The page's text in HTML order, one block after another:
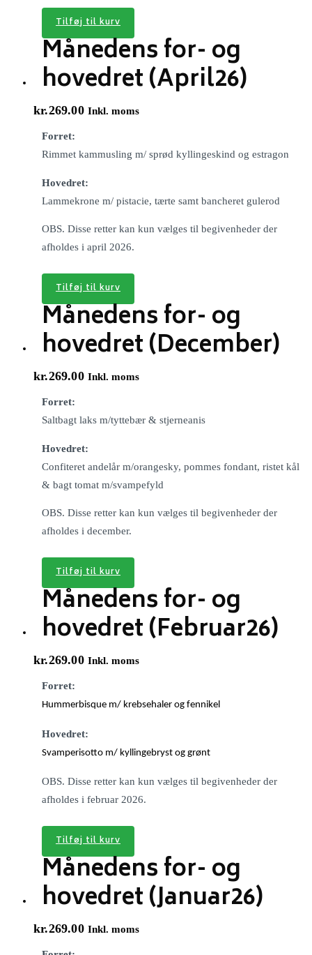
Tilføj til kurv
Månedens for- og
hovedret (April26)
kr.269.00 Inkl. moms
Forret:
Rimmet kammusling m/ sprød kyllingeskind og estragon
Hovedret:
Lammekrone m/ pistacie, tærte samt bancheret gulerod
OBS. Disse retter kan kun vælges til begivenheder der
afholdes i april 2026.
Tilføj til kurv
Månedens for- og
hovedret (December)
kr.269.00 Inkl. moms
Forret:
Saltbagt laks m/tyttebær & stjerneanis
Hovedret:
Confiteret andelår m/orangesky, pommes fondant, ristet kål
& bagt tomat m/svampefyld
OBS. Disse retter kan kun vælges til begivenheder der
afholdes i december.
Tilføj til kurv
Månedens for- og
hovedret (Februar26)
kr.269.00 Inkl. moms
Forret:
Hummerbisque m/ krebsehaler og fennikel
Hovedret:
Svamperisotto m/ kyllingebryst og grønt
OBS. Disse retter kan kun vælges til begivenheder der
afholdes i februar 2026.
Tilføj til kurv
Månedens for- og
hovedret (Januar26)
kr.269.00 Inkl. moms